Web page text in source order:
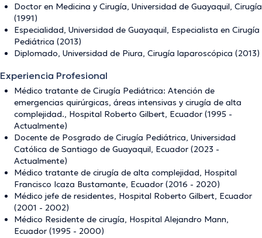
Doctor en Medicina y Cirugía, Universidad de Guayaquil, Cirugía
(1991)
Especialidad, Universidad de Guayaquil, Especialista en Cirugía
Pediátrica (2013)
Diplomado, Universidad de Piura, Cirugía laparoscópica (2013)
Experiencia Profesional
Médico tratante de Cirugía Pediátrica: Atención de
emergencias quirúrgicas, áreas intensivas y cirugía de alta
complejidad., Hospital Roberto Gilbert, Ecuador (1995 -
Actualmente)
Docente de Posgrado de Cirugía Pediátrica, Universidad
Católica de Santiago de Guayaquil, Ecuador (2023 -
Actualmente)
Médico tratante de cirugía de alta complejidad, Hospital
Francisco Icaza Bustamante, Ecuador (2016 - 2020)
Médico jefe de residentes, Hospital Roberto Gilbert, Ecuador
(2001 - 2002)
Médico Residente de cirugía, Hospital Alejandro Mann,
Ecuador (1995 - 2000)